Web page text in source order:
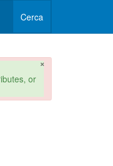
Cerca
×
or